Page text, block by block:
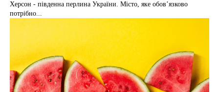
Херсон - південна перлина України. Місто, яке обов’язково
потрібно...